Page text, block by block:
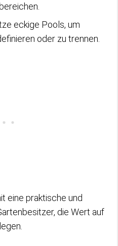
eckige Pools, um
oder zu trennen.
eine praktische und
die Wert auf